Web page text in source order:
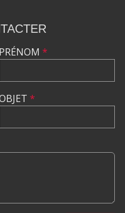
PRÉNOM *
*